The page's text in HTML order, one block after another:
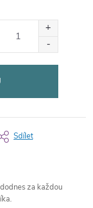
Sdílet
za každou